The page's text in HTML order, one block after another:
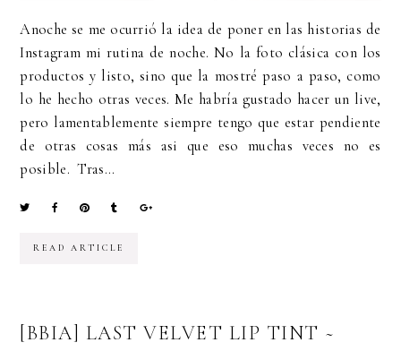
Anoche se me ocurrió la idea de poner en las historias de
Instagram mi rutina de noche. No la foto clásica con los
productos y listo, sino que la mostré paso a paso, como
lo he hecho otras veces. Me habría gustado hacer un live,
pero lamentablemente siempre tengo que estar pendiente
de otras cosas más asi que eso muchas veces no es
posible. Tras...
READ ARTICLE
[BBIA] LAST VELVET LIP TINT ~